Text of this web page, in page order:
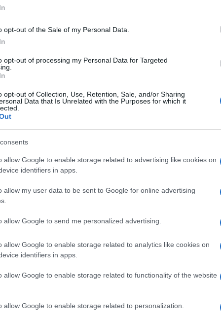
opt-out of the Sale of my Personal Data.
opt-out of processing my Personal Data for Targeted
opt-out of Collection, Use, Retention, Sale, and/or Sharing
Data that Is Unrelated with the Purposes for which it
allow Google to enable storage related to advertising like cookies on
identifiers in apps.
allow my user data to be sent to Google for online advertising
allow Google to send me personalized advertising.
allow Google to enable storage related to analytics like cookies on
identifiers in apps.
allow Google to enable storage related to functionality of the website
allow Google to enable storage related to personalization.
previste
da versare inn. 2 rate. Ai costi vanno aggiunti i
e€ 16,00come imposta di bollo. È quindi importante
l’iscrizione.
provenienti da specifiche realtà accademiche.
magistrali dell’Università degli Studi della